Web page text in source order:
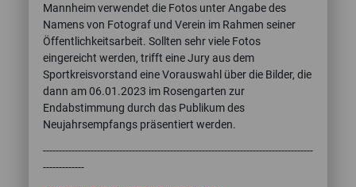
Mannheim verwendet die Fotos unter Angabe des
Namens von Fotograf und Verein im Rahmen seiner
Öffentlichkeitsarbeit. Sollten sehr viele Fotos
eingereicht werden, trifft eine Jury aus dem
Sportkreisvorstand eine Vorauswahl über die Bilder, die
dann am 06.01.2023 im Rosengarten zur
Endabstimmung durch das Publikum des
Neujahrsempfangs präsentiert werden.
-------------------------------------------------------------------------------------
-------------